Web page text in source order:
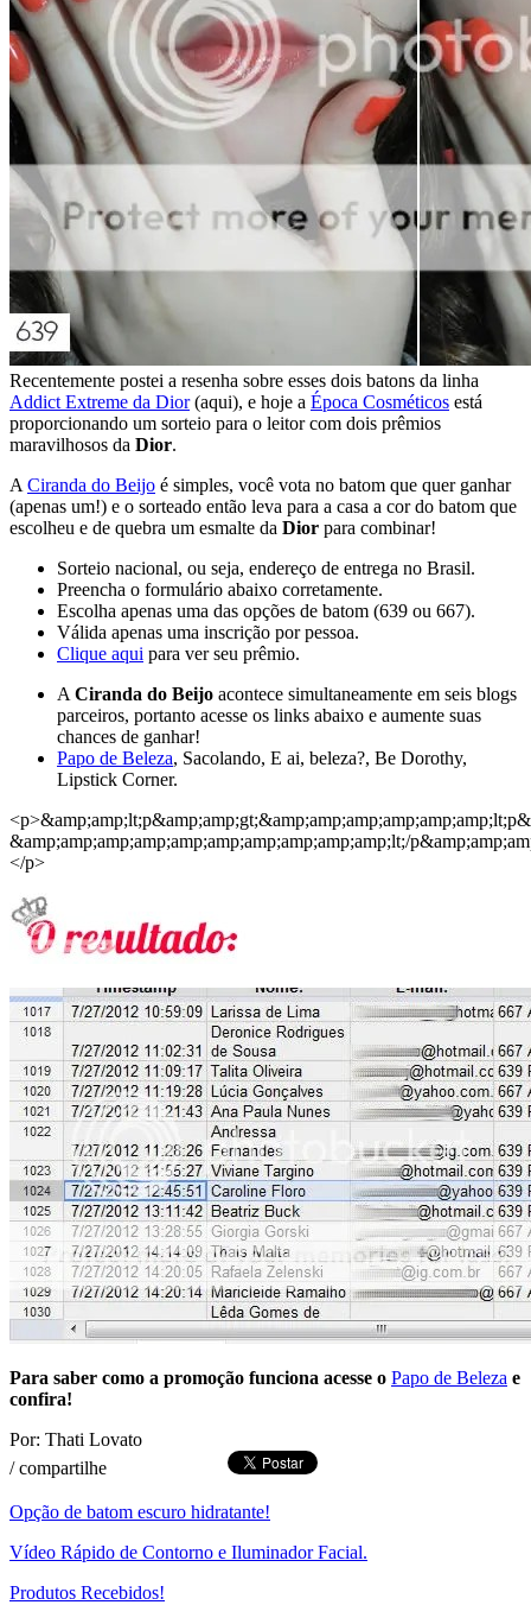
Recentemente postei a resenha sobre esses dois batons da linha
Addict Extreme da Dior(aqui), e hoje a Época Cosméticos está
proporcionando um sorteio para o leitor com dois prêmios
maravilhosos da Dior.
A Ciranda do Beijo é simples, você vota no batom que quer ganhar
(apenas um!) e o sorteado então leva para a casa a cor do batom que
escolheu e de quebra um esmalte da Dior para combinar!
Sorteio nacional, ou seja, endereço de entrega no Brasil.
Preencha o formulário abaixo corretamente.
Escolha apenas uma das opções de batom (639 ou 667).
Válida apenas uma inscrição por pessoa.
Clique aqui para ver seu prêmio.
A Ciranda do Beijo acontece simultaneamente em seis blogs
parceiros, portanto acesse os links abaixo e aumente suas
chances de ganhar!
Papo de Beleza, Sacolando, E ai, beleza?, Be Dorothy,
Lipstick Corner.
&amp;amp;amp;amp;amp;amp;amp;amp;amp;amp;lt;/
</p>
Para saber como a promoção funciona acesse o Papo de Beleza e
confira!
Por: Thati Lovato
/compartilhe
Opção de batom escuro hidratante!
Vídeo Rápido de Contorno e Iluminador Facial.
Produtos Recebidos!